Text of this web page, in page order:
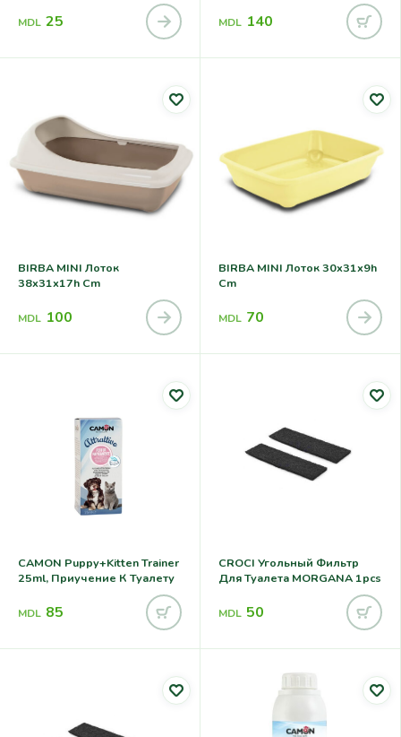
MDL 25 MDL 140
BIRBA MINI Лоток
38x31x17h Cm
MDL 100
BIRBA MINI Лоток 30x31x9h
Cm
MDL 70
CAMON Puppy+kitten Trainer
25ml, Приучение К Туалету
MDL 85
CROCI Угольный Фильтр
Для Туалета MORGANA 1pcs
MDL 50